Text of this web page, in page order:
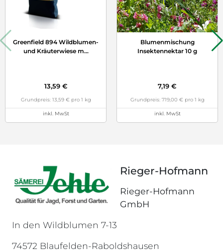
Greenfield 894 Wildblumen-
und Kräuterwiese m...
13,59 €
Grundpreis: 13,59 € pro 1 kg
inkl. MwSt
Blumenmischung
Insektennektar 10 g
7,19 €
Grundpreis: 719,00 € pro 1 kg
inkl. MwSt
Rieger-Hofmann
Rieger-Hofmann
GmbH
In den Wildblumen 7-13
74572 Blaufelden-Raboldshausen